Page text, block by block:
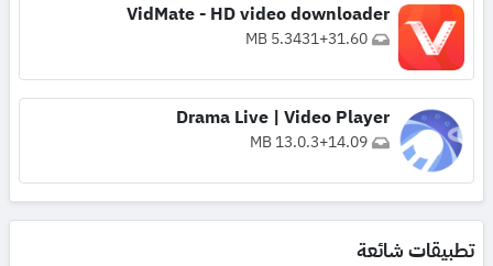
VidMate - HD video downloader
5.3431+31.60 MB
Drama Live | Video Player
13.0.3+14.09 MB
تطبيقات شائعة